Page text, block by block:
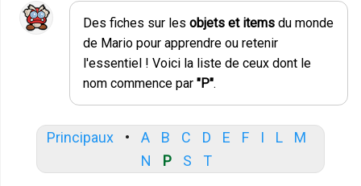
Des fiches sur les objets et items du monde
de Mario pour apprendre ou retenir
l'essentiel ! Voici la liste de ceux dont le
nom commence par "P".
Principaux • A B C D E F I L
M
N
P S T